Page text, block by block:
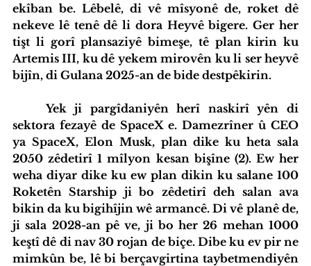
ekîban be. Lêbelê, di vê mîsyonê de, roket dê
nekeve lê tenê dê li dora Heyvê bigere. Ger her
tişt li gorî plansaziyê bimeşe, tê plan kirin ku
Artemis III, ku dê yekem mirovên ku li ser heyvê
bijîn, di Gulana 2025-an de bide destpêkirin.
sektora fezayê de SpaceX e. Damezrîner û CEO
ya SpaceX, Elon Musk, plan dike ku heta sala
2050 zêdetirî 1 mîlyon kesan bişîne (2). Ew her
weha diyar dike ku ew plan dikin ku salane 100
Roketên Starship ji bo zêdetirî deh salan ava
bikin da ku bigihîjin wê armancê. Di vê planê de,
ji sala 2028-an pê ve, ji bo her 26 mehan 1000
keştî dê di nav 30 rojan de biçe. Dibe ku ev pir ne
mimkûn be, lê bi berçavgirtina taybetmendiyên